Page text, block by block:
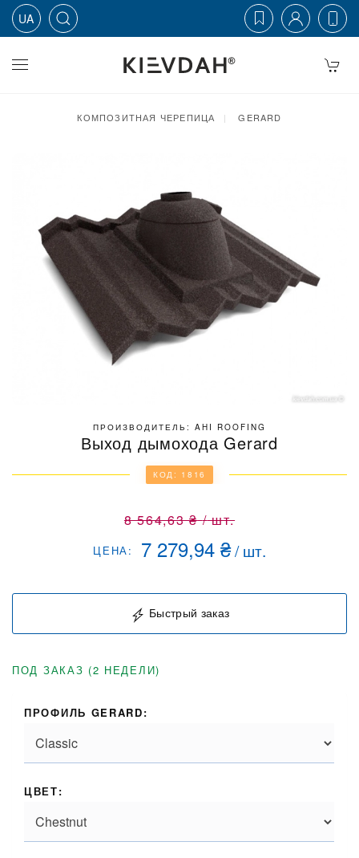
Skip to main content
UA
КОМПОЗИТНАЯ ЧЕРЕПИЦА GERARD
ПРОИЗВОДИТЕЛЬ: AHI ROOFING
Выход дымохода Gerard
КОД: 1816
8 564,63₴ /шт.
ЦЕНА: 7 279,94 ₴/шт.
Быстрый заказ
ПОД ЗАКАЗ (2 НЕДЕЛИ)
ПРОФИЛЬ GERARD:
ЦВЕТ: